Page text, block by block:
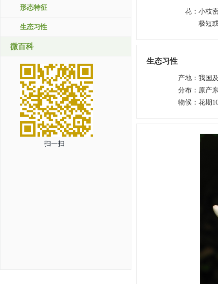
形态特征
生态习性
微百科
扫一扫
花 ： 小枝
极短
生态习性
产地 ： 我国
分布 ： 原产
物候 ： 花期